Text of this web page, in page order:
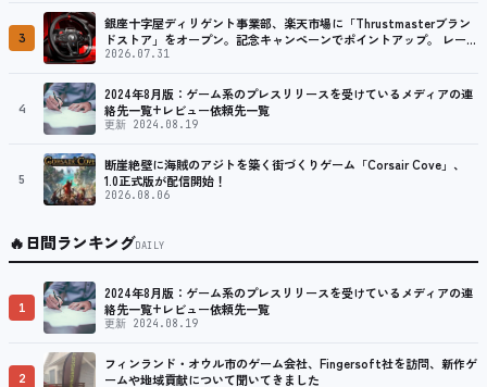
3
銀座十字屋ディリゲント事業部、楽天市場に「Thrustmasterブラン
ドストア」をオープン。記念キャンペーンでポイントアップ。 レーシ
ング／フライトシム向けコントローラーを中心に、幅広くラインナッ
2026.07.31
4
2024年8月版：ゲーム系のプレスリリースを受けているメディアの連
絡先一覧+レビュー依頼先一覧
更新 2024.08.19
5
断崖絶壁に海賊のアジトを築く街づくりゲーム「Corsair Cove」、
1.0正式版が配信開始！
2026.08.06
🔥日間ランキングDAILY
1
2024年8月版：ゲーム系のプレスリリースを受けているメディアの連
絡先一覧+レビュー依頼先一覧
更新 2024.08.19
2
フィンランド・オウル市のゲーム会社、Fingersoft社を訪問、新作ゲ
ームや地域貢献について聞いてきました